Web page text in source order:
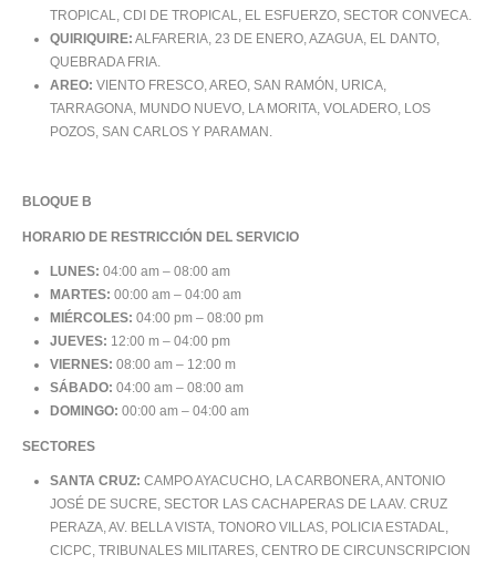
TROPICAL, CDI DE TROPICAL, EL ESFUERZO, SECTOR CONVECA.
QUIRIQUIRE: ALFARERIA, 23 DE ENERO, AZAGUA, EL DANTO,
QUEBRADA FRIA.
AREO: VIENTO FRESCO, AREO, SAN RAMÓN, URICA,
TARRAGONA, MUNDO NUEVO, LA MORITA, VOLADERO, LOS
POZOS, SAN CARLOS Y PARAMAN.
BLOQUE B
HORARIO DE RESTRICCIÓN DEL SERVICIO
LUNES: 04:00 am – 08:00 am
MARTES: 00:00 am – 04:00 am
MIÉRCOLES: 04:00 pm – 08:00 pm
JUEVES: 12:00 m – 04:00 pm
VIERNES: 08:00 am – 12:00 m
SÁBADO: 04:00 am – 08:00 am
DOMINGO: 00:00 am – 04:00 am
SECTORES
SANTA CRUZ: CAMPO AYACUCHO, LA CARBONERA, ANTONIO
JOSÉ DE SUCRE, SECTOR LAS CACHAPERAS DE LA AV. CRUZ
PERAZA, AV. BELLA VISTA, TONORO VILLAS, POLICIA ESTADAL,
CICPC, TRIBUNALES MILITARES, CENTRO DE CIRCUNSCRIPCION